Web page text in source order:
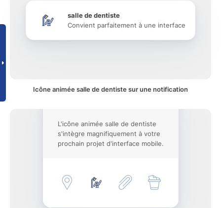
salle de dentiste
Convient parfaitement à une interface
Icône animée salle de dentiste sur une notification
L'icône animée salle de dentiste
s'intègre magnifiquement à votre
prochain projet d'interface mobile.